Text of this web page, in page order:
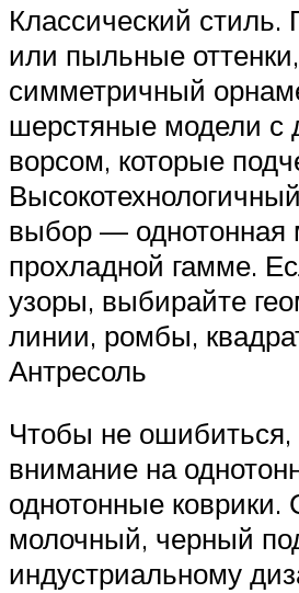
Классический стиль.
или пыльные
симметричный
шерстяные модели с
ворсом, которые
выбор — однотонная
прохладной гамме.
узоры, выбирайте
линии, ромбы,
Антресоль
Чтобы не ошибиться,
внимание на
однотонные коврики.
молочный, черный
индустриальному